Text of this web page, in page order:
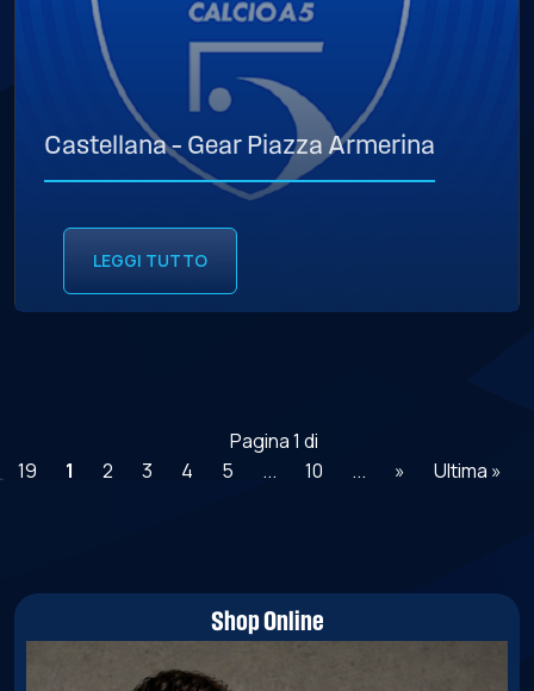
Castellana – Gear Piazza Armerina
LEGGI TUTTO
Pagina 1 di
19
1 2 3 4 5 ... 10 ... » Ultima »
Shop Online